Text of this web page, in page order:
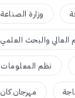
وزارة الصناعة
العالي والبحث العلمي
نظم المعلومات
مهرجان كان